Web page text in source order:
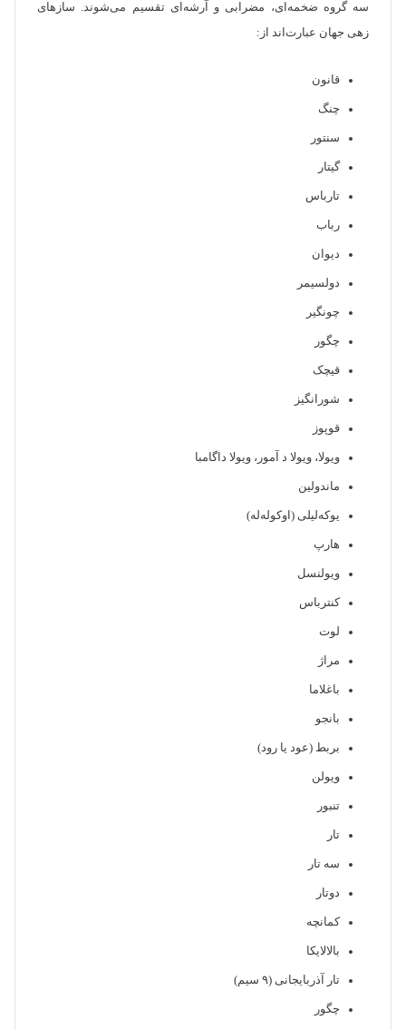
سه گروه ضخمه‌ای، مضرابی و آرشه‌ای تقسیم می‌شوند. ساز‌های
زهی جهان عبارت‌اند از:
قانون
چنگ
سنتور
گیتار
تارباس
رباب
دیوان
دولسیمر
چونگیر
چگور
قیچک
شورانگیز
قوپوز
ویولا، ویولا د آمور، ویولا داگامبا
ماندولین
یوکه‌لیلی (اوکوله‌له)
هارپ
ویولنسل
کنترباس
لوت
مراژ
باغلاما
بانجو
بربط (عود یا رود)
ویولن
تنبور
تار
سه تار
دوتار
کمانچه
بالالایکا
تار آذربایجانی (۹ سیم)
چگور